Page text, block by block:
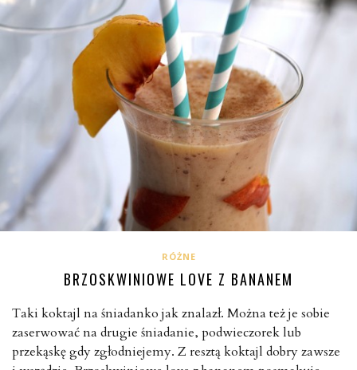
RÓŻNE
BRZOSKWINIOWE LOVE Z BANANEM
Taki koktajl na śniadanko jak znalazł. Można też je sobie
zaserwować na drugie śniadanie, podwieczorek lub
przekąskę gdy zgłodniejemy. Z resztą koktajl dobry zawsze